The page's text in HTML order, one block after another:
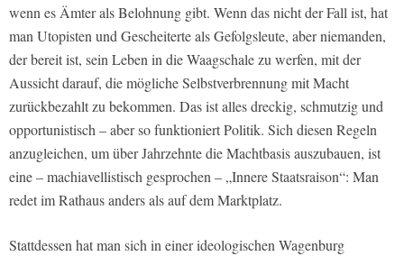
wenn es Ämter als Belohnung gibt. Wenn das nicht der Fall ist, hat
man Utopisten und Gescheiterte als Gefolgsleute, aber niemanden,
der bereit ist, sein Leben in die Waagschale zu werfen, mit der
Aussicht darauf, die mögliche Selbstverbrennung mit Macht
zurückbezahlt zu bekommen. Das ist alles dreckig, schmutzig und
opportunistisch – aber so funktioniert Politik. Sich diesen Regeln
anzugleichen, um über Jahrzehnte die Machtbasis auszubauen, ist
eine – machiavellistisch gesprochen – „Innere Staatsraison“: Man
redet im Rathaus anders als auf dem Marktplatz.
Stattdessen hat man sich in einer ideologischen Wagenburg